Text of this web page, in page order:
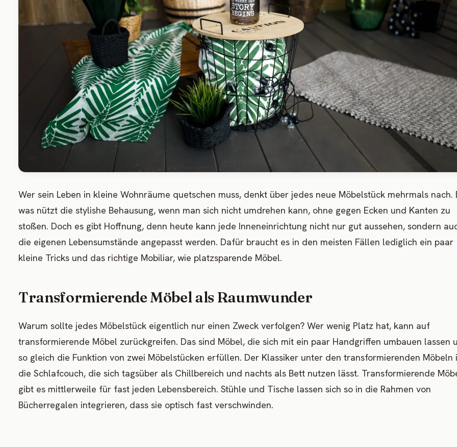
Wer sein Leben in kleine Wohnräume quetschen muss, denkt über jedes neue Möbelstück mehrmals nach.
was nützt die stylishe Behausung, wenn man sich nicht umdrehen kann, ohne gegen Ecken und Kanten zu
stoßen. Doch es gibt Hoffnung, denn heute kann jede Inneneinrichtung nicht nur gut aussehen, sondern
die eigenen Lebensumstände angepasst werden. Dafür braucht es in den meisten Fällen lediglich ein paar
kleine Tricks und das richtige Mobiliar, wie platzsparende Möbel.
Transformierende Möbel als Raumwunder
Warum sollte jedes Möbelstück eigentlich nur einen Zweck verfolgen? Wer wenig Platz hat, kann auf
transformierende Möbel zurückgreifen. Das sind Möbel, die sich mit ein paar Handgriffen umbauen lassen
so gleich die Funktion von zwei Möbelstücken erfüllen. Der Klassiker unter den transformierenden Möbeln
die Schlafcouch, die sich tagsüber als Chillbereich und nachts als Bett nutzen lässt. Transformierende
gibt es mittlerweile für fast jeden Lebensbereich. Stühle und Tische lassen sich so in die Rahmen von
Bücherregalen integrieren, dass sie optisch fast verschwinden.